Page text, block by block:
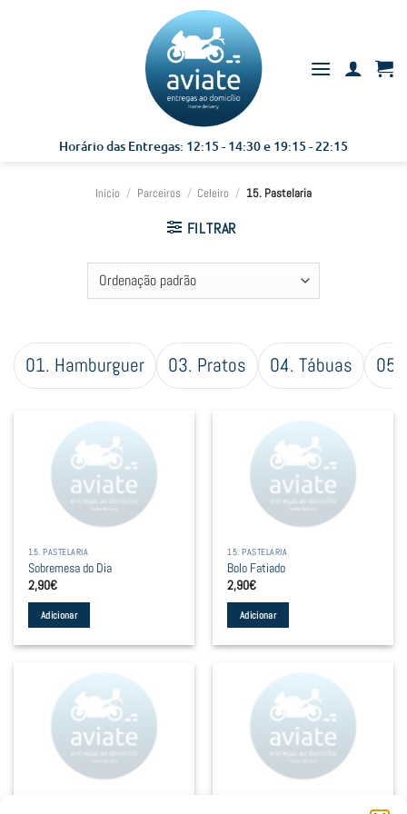
Horário das Entregas: 12:15 - 14:30 e 19:15 - 22:15
Início / Parceiros / Celeiro / 15. Pastelaria
FILTRAR
01. Hamburguer 03. Pratos 04. Tábuas 05.
15. PASTELARIA
Sobremesa do Dia
2,90€
Adicionar
15. PASTELARIA
Bolo Fatiado
2,90€
Adicionar